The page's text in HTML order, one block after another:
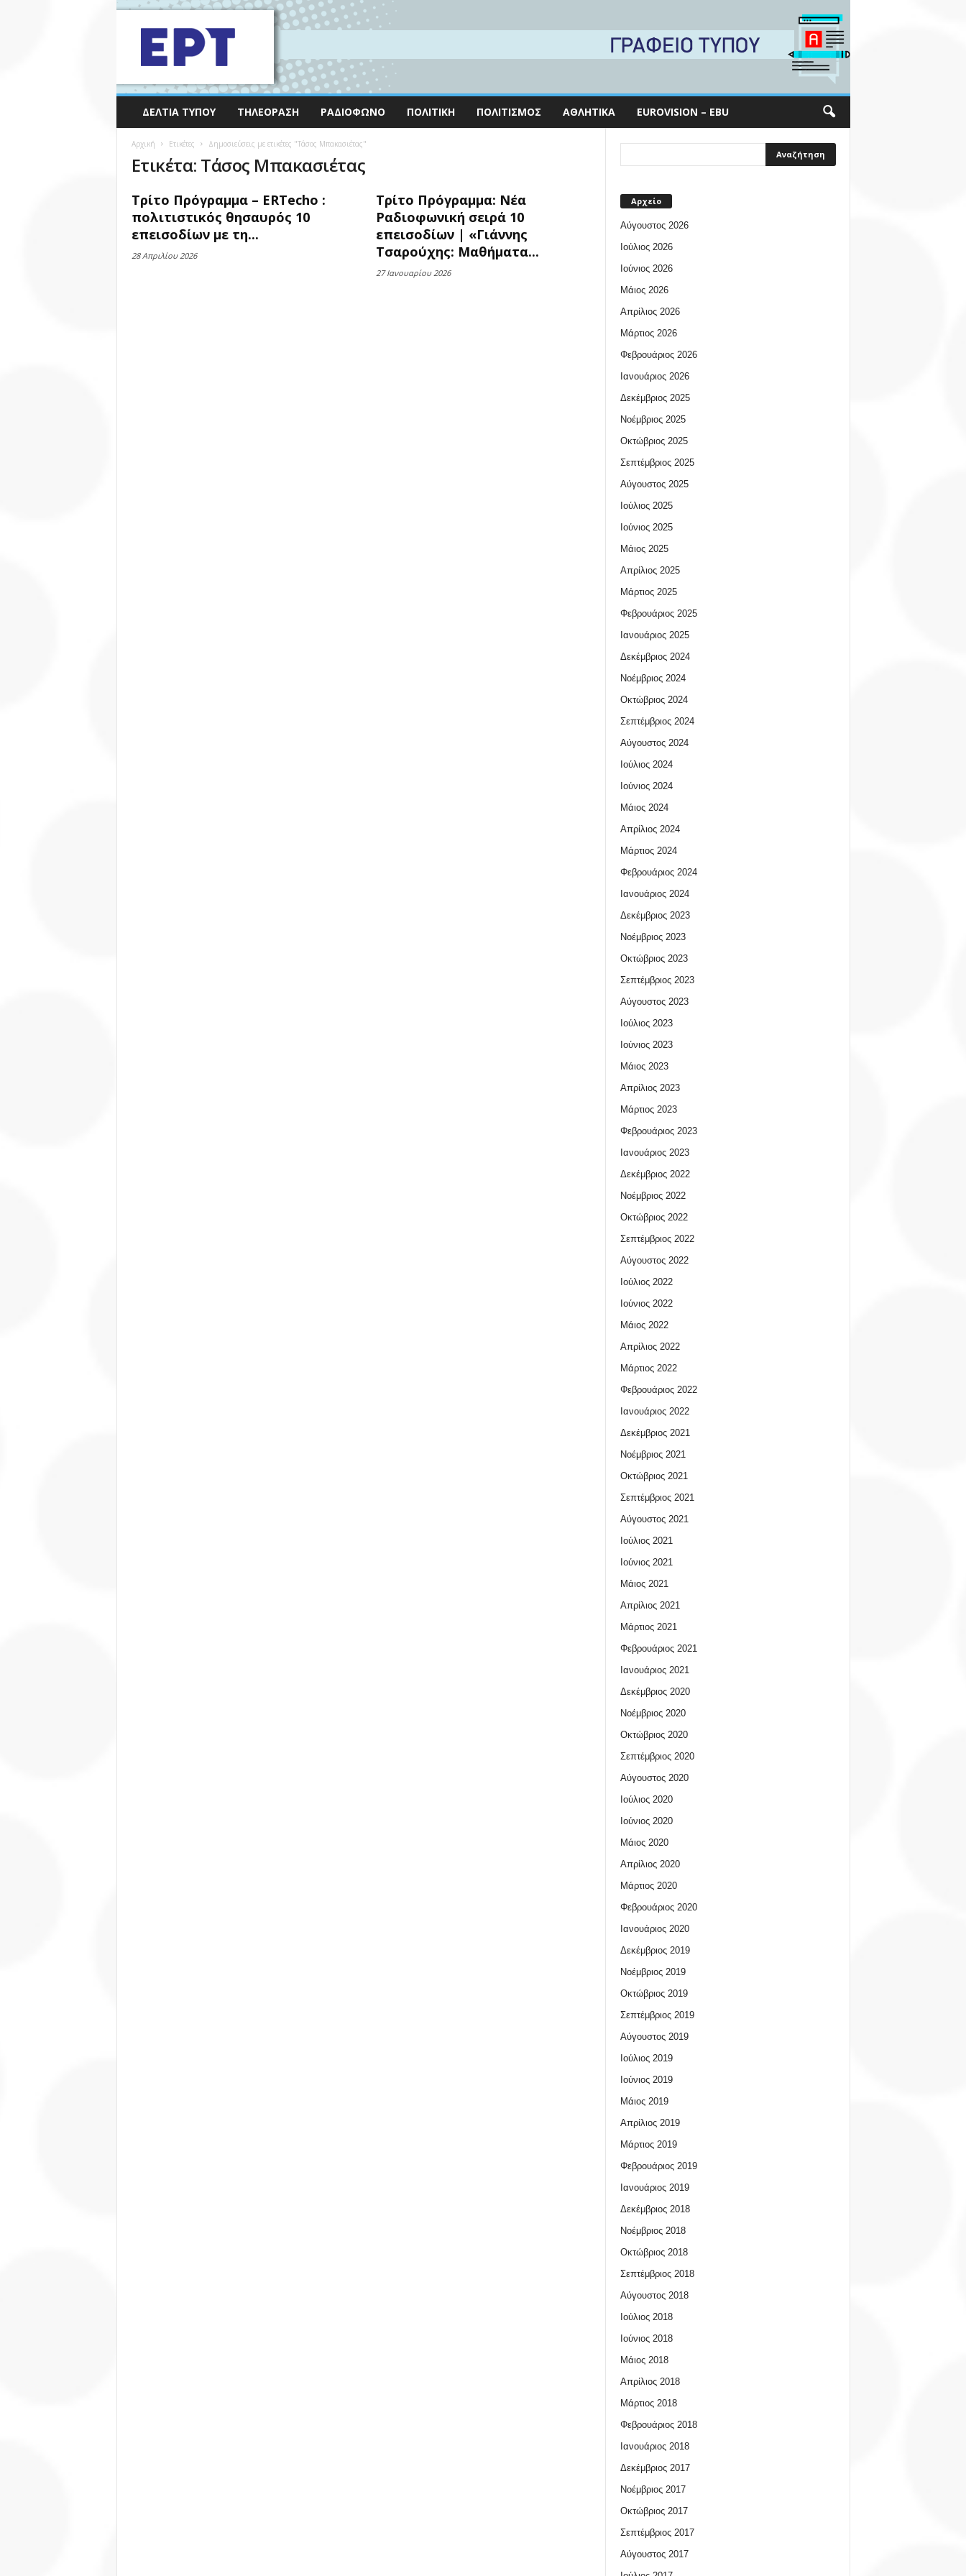
ΔΕΛΤΊΑ ΤΎΠΟΥ ΤΗΛΕΌΡΑΣΗ ΡΑΔΙΌΦΩΝΟ ΠΟΛΙΤΙΚΉ ΠΟΛΙΤΙΣΜΌΣ ΑΘΛΗΤΙΚΆ EUROVISION – EBU
Αρχική Ετικέτες Δημοσιεύσεις με ετικέτες "Τάσος Μπακασιέτας"
Ετικέτα: Τάσος Μπακασιέτας
Τρίτο Πρόγραμμα – ERTecho :
πολιτιστικός θησαυρός 10
επεισοδίων με τη...
28 Απριλίου 2026
Τρίτο Πρόγραμμα: Νέα
Ραδιοφωνική σειρά 10
επεισοδίων | «Γιάννης
Τσαρούχης: Μαθήματα...
27 Ιανουαρίου 2026
Αρχείο
Αύγουστος 2026
Ιούλιος 2026
Ιούνιος 2026
Μάιος 2026
Απρίλιος 2026
Μάρτιος 2026
Φεβρουάριος 2026
Ιανουάριος 2026
Δεκέμβριος 2025
Νοέμβριος 2025
Οκτώβριος 2025
Σεπτέμβριος 2025
Αύγουστος 2025
Ιούλιος 2025
Ιούνιος 2025
Μάιος 2025
Απρίλιος 2025
Μάρτιος 2025
Φεβρουάριος 2025
Ιανουάριος 2025
Δεκέμβριος 2024
Νοέμβριος 2024
Οκτώβριος 2024
Σεπτέμβριος 2024
Αύγουστος 2024
Ιούλιος 2024
Ιούνιος 2024
Μάιος 2024
Απρίλιος 2024
Μάρτιος 2024
Φεβρουάριος 2024
Ιανουάριος 2024
Δεκέμβριος 2023
Νοέμβριος 2023
Οκτώβριος 2023
Σεπτέμβριος 2023
Αύγουστος 2023
Ιούλιος 2023
Ιούνιος 2023
Μάιος 2023
Απρίλιος 2023
Μάρτιος 2023
Φεβρουάριος 2023
Ιανουάριος 2023
Δεκέμβριος 2022
Νοέμβριος 2022
Οκτώβριος 2022
Σεπτέμβριος 2022
Αύγουστος 2022
Ιούλιος 2022
Ιούνιος 2022
Μάιος 2022
Απρίλιος 2022
Μάρτιος 2022
Φεβρουάριος 2022
Ιανουάριος 2022
Δεκέμβριος 2021
Νοέμβριος 2021
Οκτώβριος 2021
Σεπτέμβριος 2021
Αύγουστος 2021
Ιούλιος 2021
Ιούνιος 2021
Μάιος 2021
Απρίλιος 2021
Μάρτιος 2021
Φεβρουάριος 2021
Ιανουάριος 2021
Δεκέμβριος 2020
Νοέμβριος 2020
Οκτώβριος 2020
Σεπτέμβριος 2020
Αύγουστος 2020
Ιούλιος 2020
Ιούνιος 2020
Μάιος 2020
Απρίλιος 2020
Μάρτιος 2020
Φεβρουάριος 2020
Ιανουάριος 2020
Δεκέμβριος 2019
Νοέμβριος 2019
Οκτώβριος 2019
Σεπτέμβριος 2019
Αύγουστος 2019
Ιούλιος 2019
Ιούνιος 2019
Μάιος 2019
Απρίλιος 2019
Μάρτιος 2019
Φεβρουάριος 2019
Ιανουάριος 2019
Δεκέμβριος 2018
Νοέμβριος 2018
Οκτώβριος 2018
Σεπτέμβριος 2018
Αύγουστος 2018
Ιούλιος 2018
Ιούνιος 2018
Μάιος 2018
Απρίλιος 2018
Μάρτιος 2018
Φεβρουάριος 2018
Ιανουάριος 2018
Δεκέμβριος 2017
Νοέμβριος 2017
Οκτώβριος 2017
Σεπτέμβριος 2017
Αύγουστος 2017